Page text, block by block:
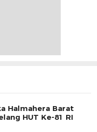
Halmahera Barat
HUT Ke-81 RI